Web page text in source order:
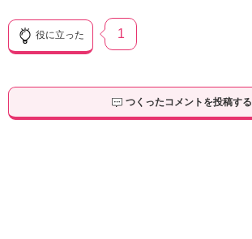
役に立った 1
つくったコメントを投稿する